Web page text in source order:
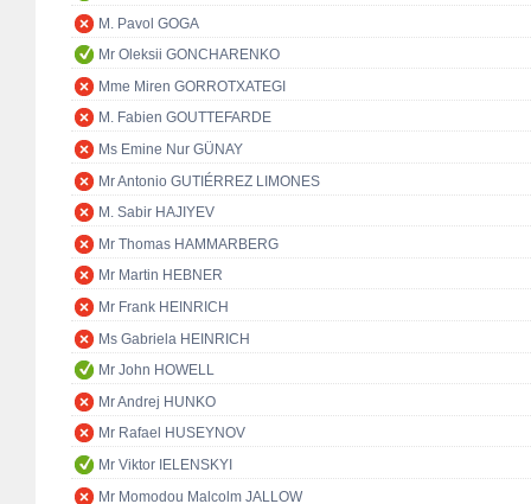
M. Pavol GOGA
Mr Oleksii GONCHARENKO
Mme Miren GORROTXATEGI
M. Fabien GOUTTEFARDE
Ms Emine Nur GÜNAY
Mr Antonio GUTIÉRREZ LIMONES
M. Sabir HAJIYEV
Mr Thomas HAMMARBERG
Mr Martin HEBNER
Mr Frank HEINRICH
Ms Gabriela HEINRICH
Mr John HOWELL
Mr Andrej HUNKO
Mr Rafael HUSEYNOV
Mr Viktor IELENSKYI
Mr Momodou Malcolm JALLOW